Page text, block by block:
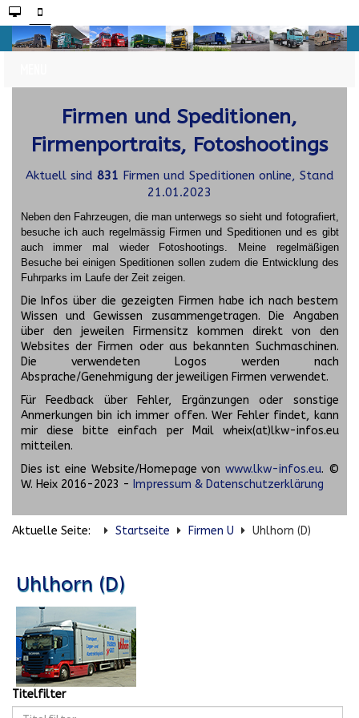
Firmen und Speditionen,
Firmenportraits, Fotoshootings
Aktuell sind 831 Firmen und Speditionen online, Stand
21.01.2023
Neben den Fahrzeugen, die man unterwegs so sieht und fotografiert,
besuche ich auch regelmässig Firmen und Speditionen und es gibt
auch immer mal wieder Fotoshootings.
Meine regelmäßigen
Besuche bei einigen Speditionen sollen zudem die Entwicklung des
Fuhrparks im Laufe der Zeit zeigen.
Die Infos über die gezeigten Firmen habe ich nach bestem
Wissen und Gewissen zusammengetragen. Die Angaben
über den jeweilen Firmensitz kommen direkt von den
Websites der Firmen oder aus bekannten Suchmaschinen.
Die verwendeten Logos werden nach
Absprache/Genehmigung der jeweiligen Firmen verwendet.
Für Feedback über Fehler, Ergänzungen oder sonstige
Anmerkungen bin ich immer offen. Wer Fehler findet, kann
mir diese bitte einfach per Mail wheix(at)lkw-infos.eu
mitteilen.
Dies ist eine Website/Homepage von www.lkw-infos.eu. ©
W. Heix 2016-2023 - Impressum & Datenschutzerklärung
Aktuelle Seite: Startseite Firmen U Uhlhorn (D)
Uhlhorn (D)
Titelfilter